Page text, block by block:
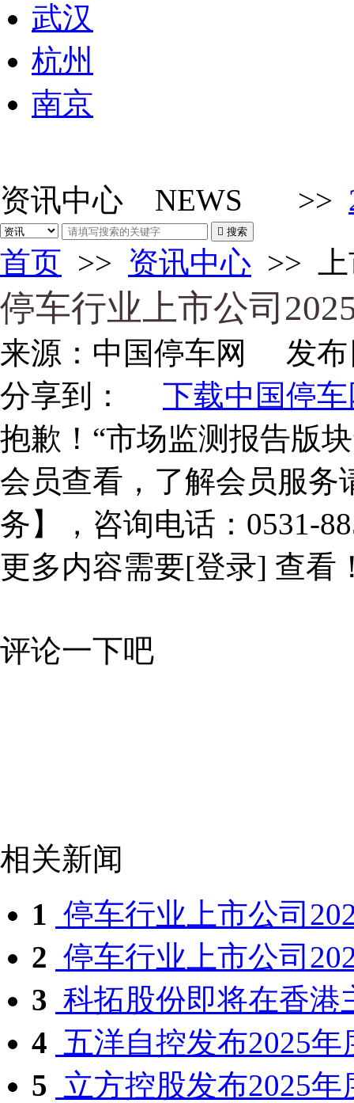
武汉
杭州
南京
资讯中心 NEWS >>
 搜索
首页 >> 资讯中心 >>
停车行业上市公司
来源： 中国停车网
发布
分享到：
下载中国停车
抱歉！“市场监测报告版
会员查看，了解会员服务
务】，咨询电话：0531-
更多内容需要[登录] 查看
评论一下吧
相关新闻
1 停车行业上市公司
2 停车行业上市公司
3 科拓股份即将在香港
4 五洋自控发布2025年
5 立方控股发布2025年